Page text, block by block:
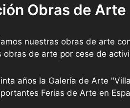
Obras de Arte
nuestras obras de arte
obras de arte por cese de
años la Galería de Arte
Ferias de Arte en